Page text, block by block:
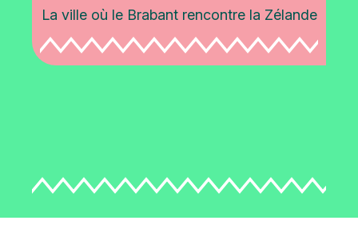
La ville où le Brabant rencontre la Zélande